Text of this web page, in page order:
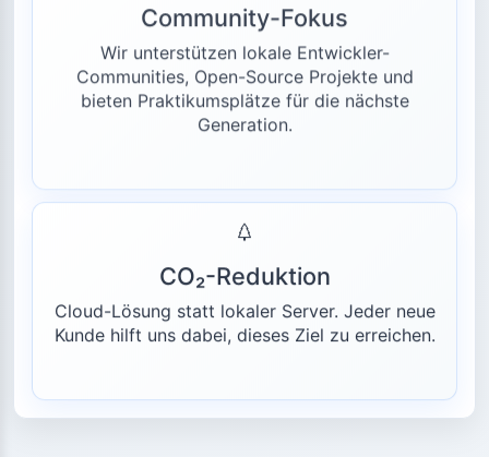
Community-Fokus
Wir unterstützen lokale Entwickler-
Communities, Open-Source Projekte und
bieten Praktikumsplätze für die nächste
Generation.
CO₂-Reduktion
Cloud-Lösung statt lokaler Server. Jeder neue
Kunde hilft uns dabei, dieses Ziel zu erreichen.